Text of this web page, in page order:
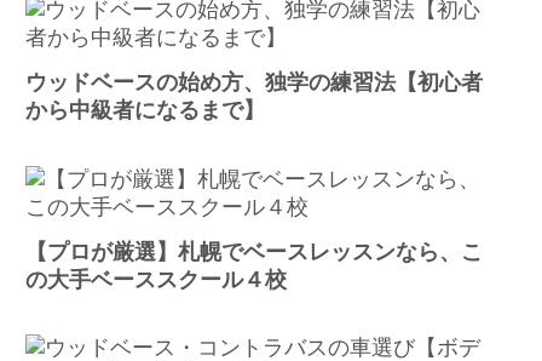
ウッドベースの始め方、独学の練習法【初心者
から中級者になるまで】
【プロが厳選】札幌でベースレッスンなら、こ
の大手ベーススクール４校